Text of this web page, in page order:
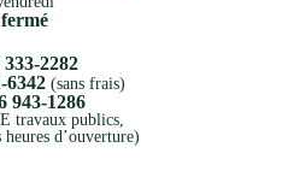
fermé
333-2282
6342(sans frais)
943-1286
travaux publics,
heures d’ouverture)